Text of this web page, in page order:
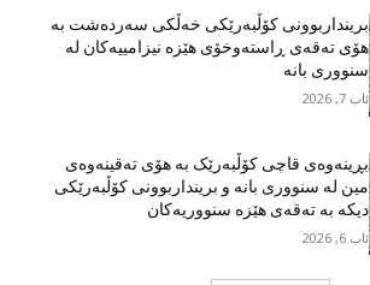
برینداربوونی کۆڵبەرێکی خەڵکی سەردەشت بە
هۆی تەقەی ڕاستەوخۆی هێزە نیزامییەکان لە
سنووری بانە
ئاب 7, 2026
بڕینەوەی قاچی کۆڵبەرێک بە هۆی تەقینەوەی
مین لە سنووری بانە و برینداربوونی کۆڵبەرێکی
دیکە بە تەقەی هێزە سنووریەکان
ئاب 6, 2026